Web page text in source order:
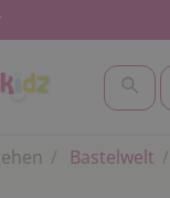
Bastelwelt